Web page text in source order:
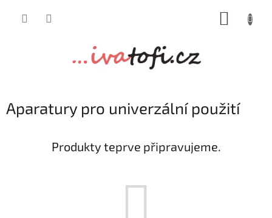
Aparatury pro univerzální použití
Produkty teprve připravujeme.